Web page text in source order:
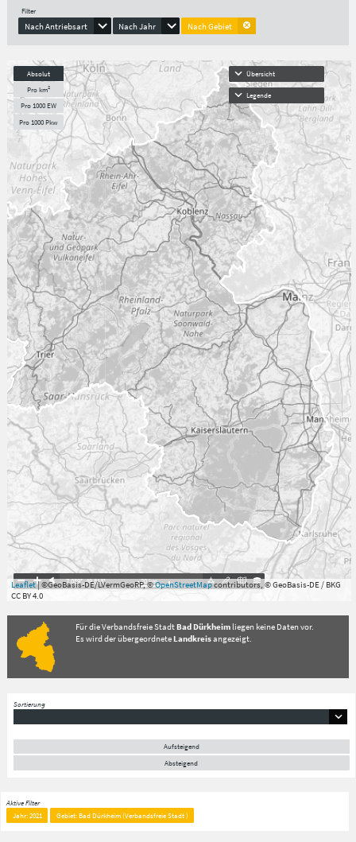
Filter
Nach Antriebsart Nach Jahr Nach Gebiet
Absolut
Pro km²
Pro 1000 EW
Pro 1000 Pkw
Übersicht
Legende
7.059°,49.813° 20km
Leaflet| ©GeoBasis-DE/LVermGeoRP, ©OpenStreetMapcontributors, © GeoBasis-DE / BKG
CC BY 4.0
Für die Verbandsfreie StadtBad Dürkheim liegen keine Daten vor.
Es wird der übergeordneteLandkreisangezeigt.
Sortierung
Aufsteigend
Absteigend
Aktive Filter
Jahr: 2021
Gebiet: Bad Dürkheim (Verbandsfreie Stadt )